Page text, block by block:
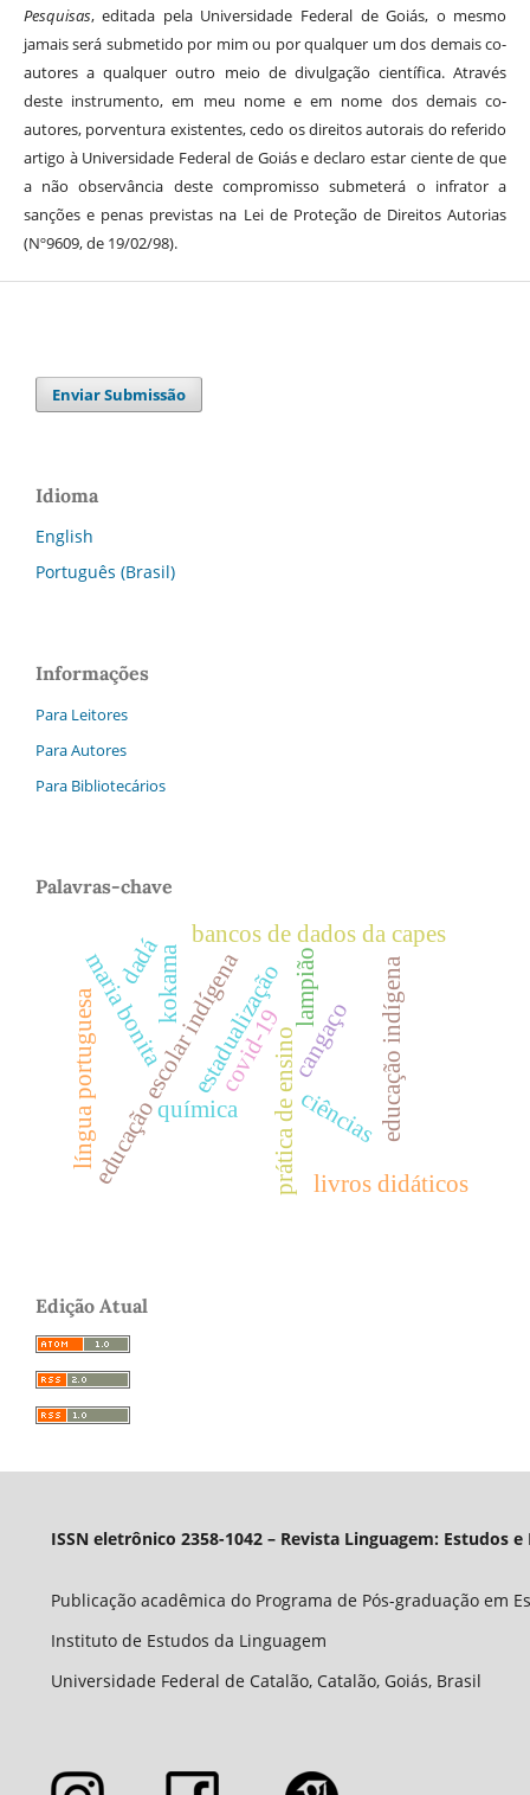
Pesquisas, editada pela Universidade Federal de Goiás, o mesmo
jamais será submetido por mim ou por qualquer um dos demais co-
autores a qualquer outro meio de divulgação científica. Através
deste instrumento, em meu nome e em nome dos demais co-
autores, porventura existentes, cedo os direitos autorais do referido
artigo à Universidade Federal de Goiás e declaro estar ciente de que
a não observância deste compromisso submeterá o infrator a
sanções e penas previstas na Lei de Proteção de Direitos Autorias
(Nº9609, de 19/02/98).
Enviar Submissão
Idioma
English
Português (Brasil)
Informações
Para Leitores
Para Autores
Para Bibliotecários
Palavras-chave
educação escolar indígenaprática de ensino
química ciências
bancos de dados da capes
estadualização educação indígena
kokama
covid-19cangaço
maria bonita
dadá lampião
língua portuguesa
livros didáticos
Edição Atual
ISSN eletrônico 2358-1042 – Revista Linguagem: Estudos e
Publicação acadêmica do Programa de Pós-graduação em
Instituto de Estudos da Linguagem
Universidade Federal de Catalão, Catalão, Goiás, Brasil